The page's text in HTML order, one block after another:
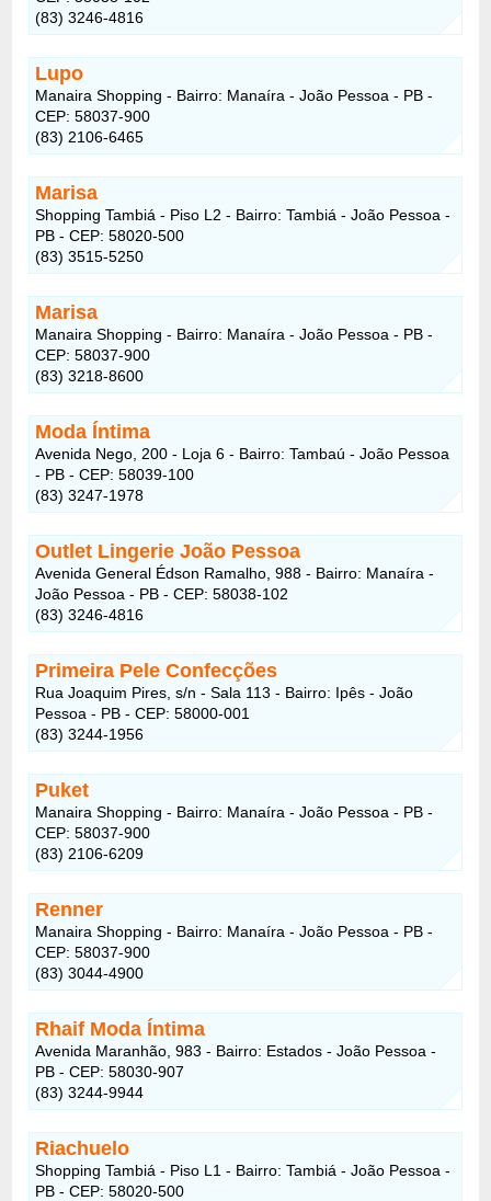
(83) 3246-4816
Lupo
Manaira Shopping - Bairro: Manaíra - João Pessoa - PB -
CEP: 58037-900
(83) 2106-6465
Marisa
Shopping Tambiá - Piso L2 - Bairro: Tambiá - João Pessoa -
PB - CEP: 58020-500
(83) 3515-5250
Marisa
Manaira Shopping - Bairro: Manaíra - João Pessoa - PB -
CEP: 58037-900
(83) 3218-8600
Moda Íntima
Avenida Nego, 200 - Loja 6 - Bairro: Tambaú - João Pessoa
- PB - CEP: 58039-100
(83) 3247-1978
Outlet Lingerie João Pessoa
Avenida General Édson Ramalho, 988 - Bairro: Manaíra -
João Pessoa - PB - CEP: 58038-102
(83) 3246-4816
Primeira Pele Confecções
Rua Joaquim Pires, s/n - Sala 113 - Bairro: Ipês - João
Pessoa - PB - CEP: 58000-001
(83) 3244-1956
Puket
Manaira Shopping - Bairro: Manaíra - João Pessoa - PB -
CEP: 58037-900
(83) 2106-6209
Renner
Manaira Shopping - Bairro: Manaíra - João Pessoa - PB -
CEP: 58037-900
(83) 3044-4900
Rhaif Moda Íntima
Avenida Maranhão, 983 - Bairro: Estados - João Pessoa -
PB - CEP: 58030-907
(83) 3244-9944
Riachuelo
Shopping Tambiá - Piso L1 - Bairro: Tambiá - João Pessoa -
PB - CEP: 58020-500